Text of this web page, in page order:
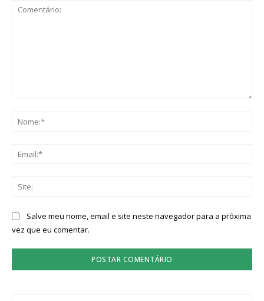
Salve meu nome, email e site neste navegador para a próxima
vez que eu comentar.